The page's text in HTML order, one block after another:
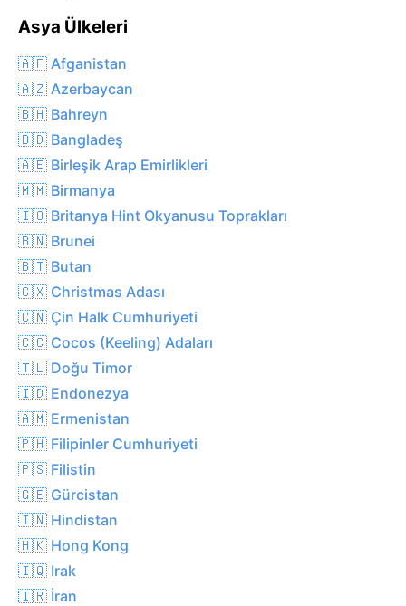
Asya Ülkeleri
🇦🇫 Afganistan
🇦🇿 Azerbaycan
🇧🇭 Bahreyn
🇧🇩 Bangladeş
🇦🇪 Birleşik Arap Emirlikleri
🇲🇲 Birmanya
🇮🇴 Britanya Hint Okyanusu Toprakları
🇧🇳 Brunei
🇧🇹 Butan
🇨🇽 Christmas Adası
🇨🇳 Çin Halk Cumhuriyeti
🇨🇨 Cocos (Keeling) Adaları
🇹🇱 Doğu Timor
🇮🇩 Endonezya
🇦🇲 Ermenistan
🇵🇭 Filipinler Cumhuriyeti
🇵🇸 Filistin
🇬🇪 Gürcistan
🇮🇳 Hindistan
🇭🇰 Hong Kong
🇮🇶 Irak
🇮🇷 İran